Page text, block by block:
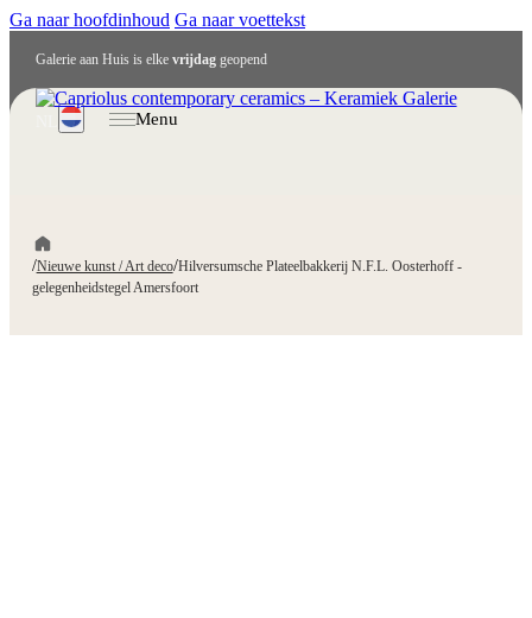
Ga naar hoofdinhoud Ga naar voettekst
Galerie aan Huis is elke vrijdaggeopend
Menu
/Nieuwe kunst / Art deco/Hilversumsche Plateelbakkerij N.F.L. Oosterhoff -
gelegenheidstegel Amersfoort